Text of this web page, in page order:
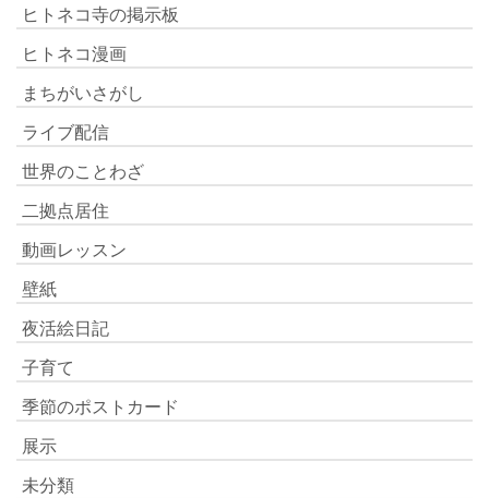
ヒトネコ寺の掲示板
ヒトネコ漫画
まちがいさがし
ライブ配信
世界のことわざ
二拠点居住
動画レッスン
壁紙
夜活絵日記
子育て
季節のポストカード
展示
未分類